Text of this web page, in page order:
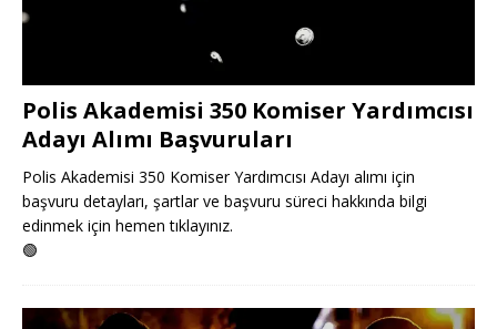
Polis Akademisi 350 Komiser Yardımcısı
Adayı Alımı Başvuruları
Polis Akademisi 350 Komiser Yardımcısı Adayı alımı için
başvuru detayları, şartlar ve başvuru süreci hakkında bilgi
edinmek için hemen tıklayınız.
🟢